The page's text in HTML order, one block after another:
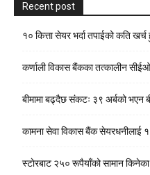
Recent post
१० कित्ता सेयर भर्दा तपाईको कति खर्च
कर्णाली विकास बैंकका तत्कालीन
बीमामा बढ्दैछ संकटः ३९ अर्बको भएन
कामना सेवा विकास बैंक सेयरधनीलाई
स्टाेरबाट २५० रूपैयाँको सामान